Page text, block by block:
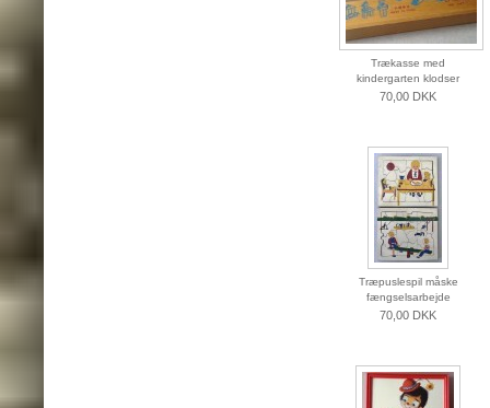
Trækasse med
kindergarten klodser
70,00 DKK
Træpuslespil måske
fængselsarbejde
70,00 DKK